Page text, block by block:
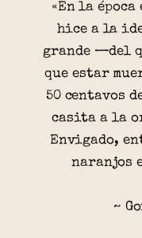
«En la
hice a la
grande —del
que estar
50 centavos
casita a la
Envigado,
naranjos
~